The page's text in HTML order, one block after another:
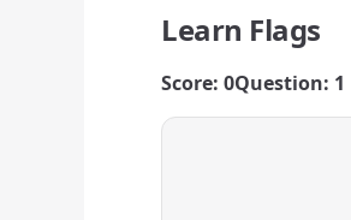
Learn Flags
Score: 0Question: 1